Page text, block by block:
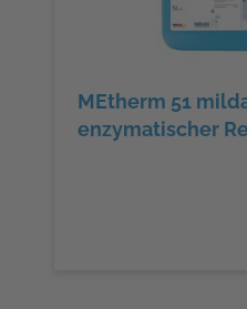
MEtherm 51
enzymatischer